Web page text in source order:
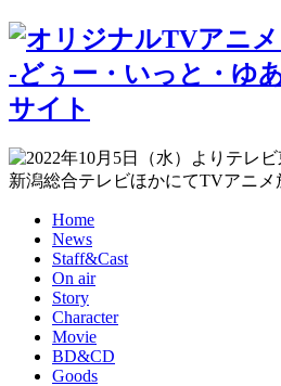
Home
News
Staff&Cast
On air
Story
Character
Movie
BD&CD
Goods